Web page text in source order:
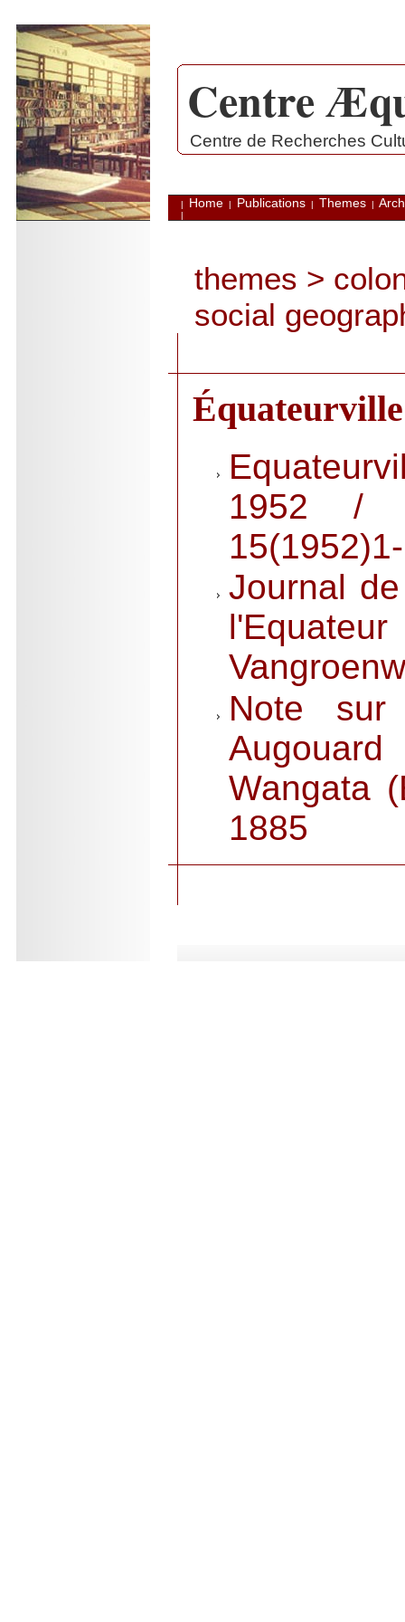
. Centre
Centre de Recherches
| Home | Publications | Themes |
|
themes >
social
Équateurville
1952 /
Journal
Note
Wangata
1885